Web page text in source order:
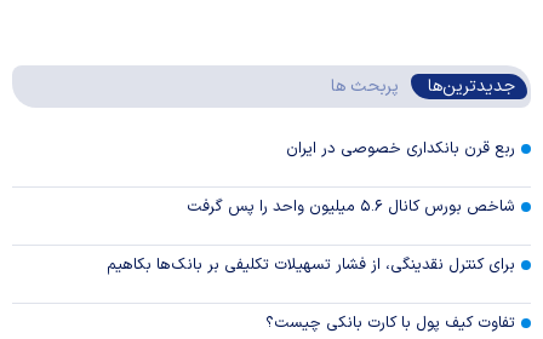
جدیدترین‌ها پربحث ها
ربع قرن بانکداری خصوصی در ایران
شاخص بورس کانال ۵.۶ میلیون واحد را پس گرفت
برای کنترل نقدینگی، از فشار تسهیلات تکلیفی بر بانک‌ها بکاهیم
تفاوت کیف پول با کارت بانکی چیست؟